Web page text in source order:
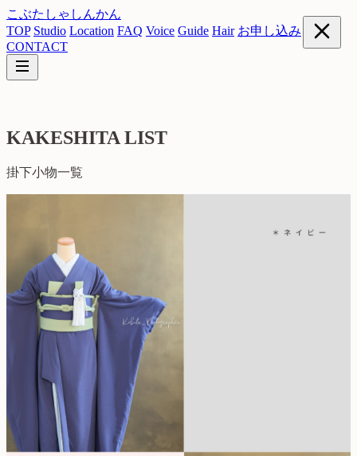
こぶたしゃしんかん
TOP Studio Location FAQ Voice Guide Hair お申し込み
CONTACT
KAKESHITA LIST
掛下小物一覧